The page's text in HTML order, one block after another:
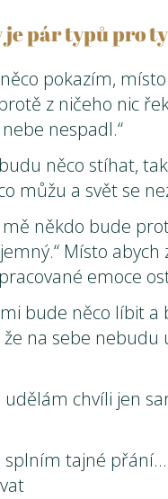
pár typů pro
pokazím,
z ničeho nic
nespadl.“
něco stíhat,
můžu a svět se
mě někdo bude
Místo
emoce
bude něco líbit
na sebe
udělám chvíli jen
splním tajné